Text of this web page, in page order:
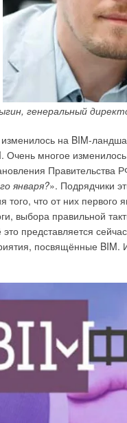
генеральный
на BIM-
многое
Правительства
января?». Подрядчики
что от них первого
выбора правильной
это представляется
посвящённые
можно подключать
или приложение,
данного сервиса
понятны.
данного сервиса на
основных
структуру
к разделам в сервисе